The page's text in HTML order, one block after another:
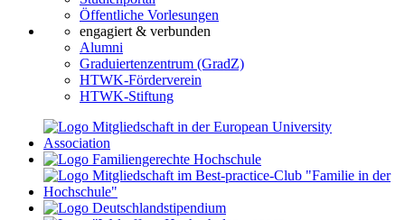
Öffentliche Vorlesungen
engagiert & verbunden
Alumni
Graduiertenzentrum (GradZ)
HTWK-Förderverein
HTWK-Stiftung